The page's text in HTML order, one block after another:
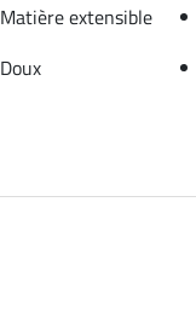
Matière extensible
Doux